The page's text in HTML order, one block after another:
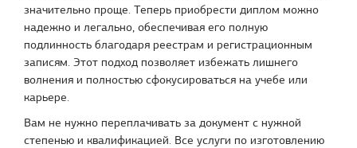
значительно проще. Теперь приобрести диплом можно
надежно и легально, обеспечивая его полную
подлинность благодаря реестрам и регистрационным
записям. Этот подход позволяет избежать лишнего
волнения и полностью сфокусироваться на учебе или
карьере.
Вам не нужно переплачивать за документ с нужной
степенью и квалификацией. Все услуги по изготовлению